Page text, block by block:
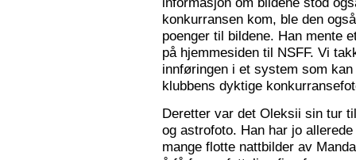
konkurransen kom, ble den
poenger til bildene. Han mente
på hjemmesiden til NSFF. Vi
innføringen i et system som
klubbens dyktige
Deretter var det Oleksii sin tur
og astrofoto. Han har jo
mange flotte nattbilder av